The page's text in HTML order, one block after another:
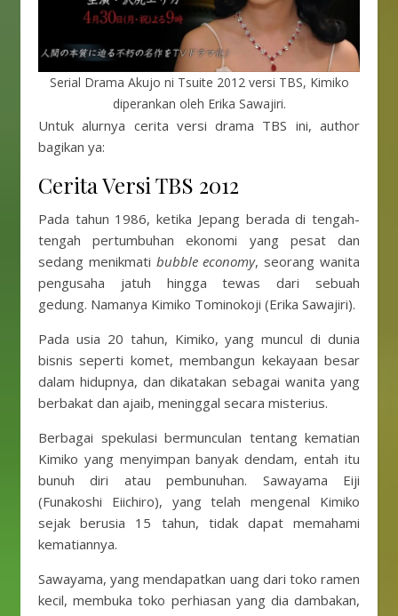
Serial Drama Akujo ni Tsuite 2012 versi TBS, Kimiko
diperankan oleh Erika Sawajiri.
Untuk alurnya cerita versi drama TBS ini, author
bagikan ya:
Cerita Versi TBS 2012
Pada tahun 1986, ketika Jepang berada di tengah-
tengah pertumbuhan ekonomi yang pesat dan
sedang menikmati bubble economy, seorang wanita
pengusaha jatuh hingga tewas dari sebuah
gedung. Namanya Kimiko Tominokoji (Erika Sawajiri).
Pada usia 20 tahun, Kimiko, yang muncul di dunia
bisnis seperti komet, membangun kekayaan besar
dalam hidupnya, dan dikatakan sebagai wanita yang
berbakat dan ajaib, meninggal secara misterius.
Berbagai spekulasi bermunculan tentang kematian
Kimiko yang menyimpan banyak dendam, entah itu
bunuh diri atau pembunuhan. Sawayama Eiji
(Funakoshi Eiichiro), yang telah mengenal Kimiko
sejak berusia 15 tahun, tidak dapat memahami
kematiannya.
Sawayama, yang mendapatkan uang dari toko ramen
kecil, membuka toko perhiasan yang dia dambakan,